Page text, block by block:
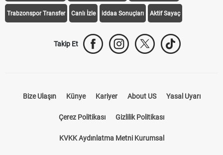
Trabzonspor Transfer Canlı İzle iddaa Sonuçları Aktif Sayaç
Takip Et
Bize Ulaşın Künye Kariyer About US Yasal Uyarı
Çerez Politikası Gizlilik Politikası
KVKK Aydınlatma Metni Kurumsal